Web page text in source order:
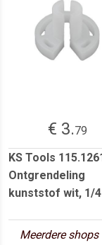
€ 3.79
KS Tools
Ontgrendeling
kunststof wit, 1/4
Meerdere shops